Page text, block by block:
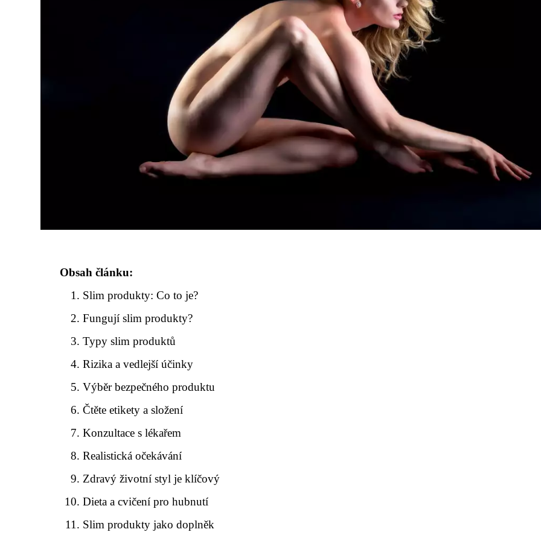
Obsah článku:
Slim produkty: Co to je?
Fungují slim produkty?
Typy slim produktů
Rizika a vedlejší účinky
Výběr bezpečného produktu
Čtěte etikety a složení
Konzultace s lékařem
Realistická očekávání
Zdravý životní styl je klíčový
Dieta a cvičení pro hubnutí
Slim produkty jako doplněk